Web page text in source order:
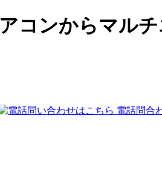
コンからマル
電話問合